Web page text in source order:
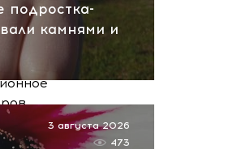
и
в
подростка-
камнями и
3 августа 2026
473